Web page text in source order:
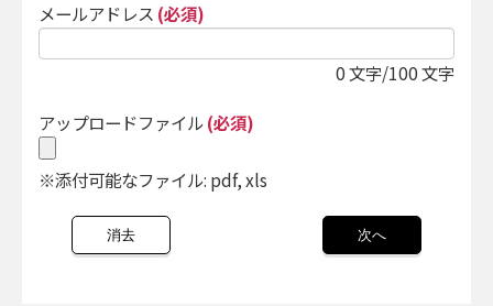
メールアドレス (必須)
0文字/100 文字
アップロードファイル(必須)
※添付可能なファイル: pdf, xls